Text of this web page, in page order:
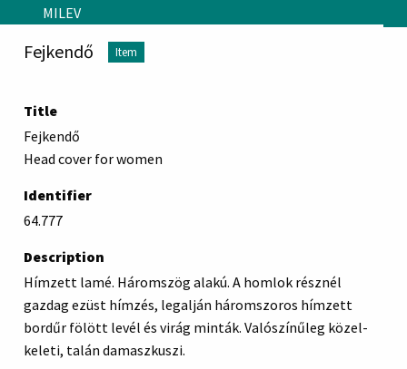
Skip to main content
MILEV
Fejkendő Item
Title
Fejkendő
Head cover for women
Identifier
64.777
Description
Hímzett lamé. Háromszög alakú. A homlok résznél
gazdag ezüst hímzés, legalján háromszoros hímzett
bordűr fölött levél és virág minták. Valószínűleg közel-
keleti, talán damaszkuszi.